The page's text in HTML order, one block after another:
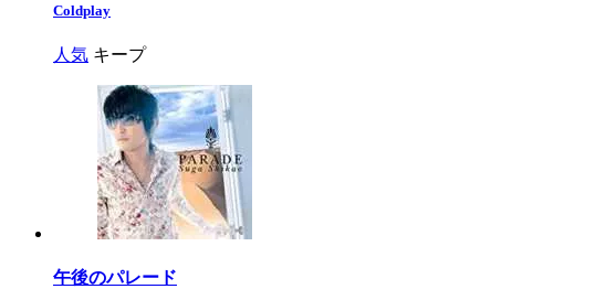
Coldplay
人気 キープ
午後のパレード